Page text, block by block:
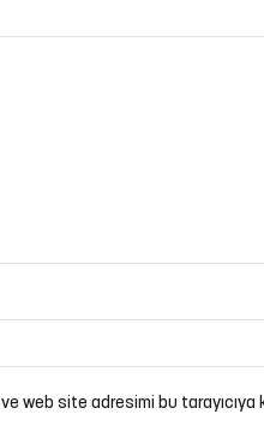
web site adresimi bu tarayıcıya